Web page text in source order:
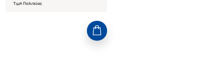
Τιμή Πολιτείας